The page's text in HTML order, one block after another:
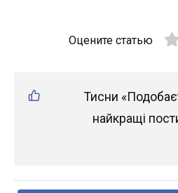
Оцените статью
Тисни
найкращі